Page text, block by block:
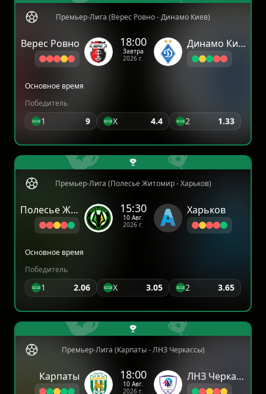
Премьер-Лига (Верес Ровно - Динамо Киев)
Верес Ровно 18:00
Завтра
2026 г.
Динамо Киев
Основное время
Победитель
1 9 X 4.4 2 1.33
Премьер-Лига (Полесье Житомир - Харьков)
Полесье Житомир 15:30
10 Авг.
2026 г.
Харьков
Основное время
Победитель
1 2.06 X 3.05 2 3.65
Премьер-Лига (Карпаты - ЛНЗ Черкассы)
Карпаты 18:00
10 Авг.
2026 г.
ЛНЗ Черкассы